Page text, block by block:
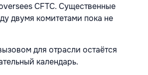
CFTC. Существенные
двумя комитетами пока не
для отрасли остаётся
календарь.